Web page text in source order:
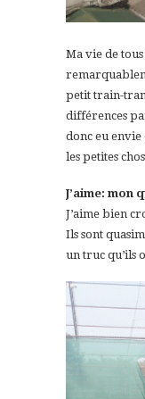
Ma vie de
petit train-
différences
donc eu
les petites
J’aime: mon
J’aime bien
Ils sont
un truc qu’ils